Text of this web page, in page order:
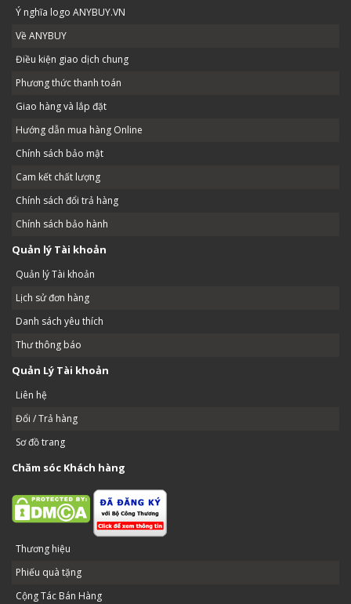
Ý nghĩa logo ANYBUY.VN
Về ANYBUY
Điều kiện giao dịch chung
Phương thức thanh toán
Giao hàng và lắp đặt
Hướng dẫn mua hàng Online
Chính sách bảo mật
Cam kết chất lượng
Chính sách đổi trả hàng
Chính sách bảo hành
Quản lý Tài khoản
Quản lý Tài khoản
Lịch sử đơn hàng
Danh sách yêu thích
Thư thông báo
Quản Lý Tài khoản
Liên hệ
Đổi / Trả hàng
Sơ đồ trang
Chăm sóc Khách hàng
Thương hiệu
Phiếu quà tặng
Cộng Tác Bán Hàng